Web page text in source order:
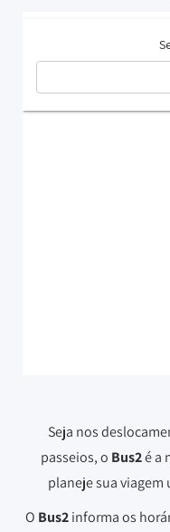
Seja nos
passeios, o Bus2é a
planeje sua
O Bus2informa os